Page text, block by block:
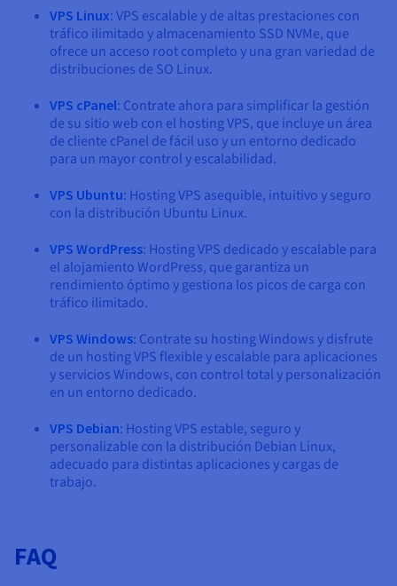
VPS Linux: VPS escalable y de altas prestaciones con
tráfico ilimitado y almacenamiento SSD NVMe, que
ofrece un acceso root completo y una gran variedad de
distribuciones de SO Linux.
VPS cPanel: Contrate ahora para simplificar la gestión
de su sitio web con el hosting VPS, que incluye un área
de cliente cPanel de fácil uso y un entorno dedicado
para un mayor control y escalabilidad.
VPS Ubuntu: Hosting VPS asequible, intuitivo y seguro
con la distribución Ubuntu Linux.
VPS WordPress: Hosting VPS dedicado y escalable para
el alojamiento WordPress, que garantiza un
rendimiento óptimo y gestiona los picos de carga con
tráfico ilimitado.
VPS Windows: Contrate su hosting Windows y disfrute
de un hosting VPS flexible y escalable para aplicaciones
y servicios Windows, con control total y personalización
en un entorno dedicado.
VPS Debian: Hosting VPS estable, seguro y
personalizable con la distribución Debian Linux,
adecuado para distintas aplicaciones y cargas de
trabajo.
FAQ